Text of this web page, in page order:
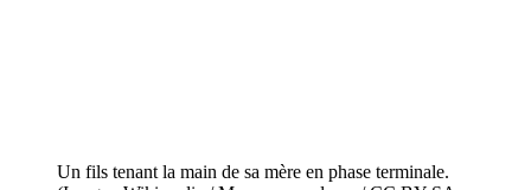
Un fils tenant la main de sa mère en phase terminale.